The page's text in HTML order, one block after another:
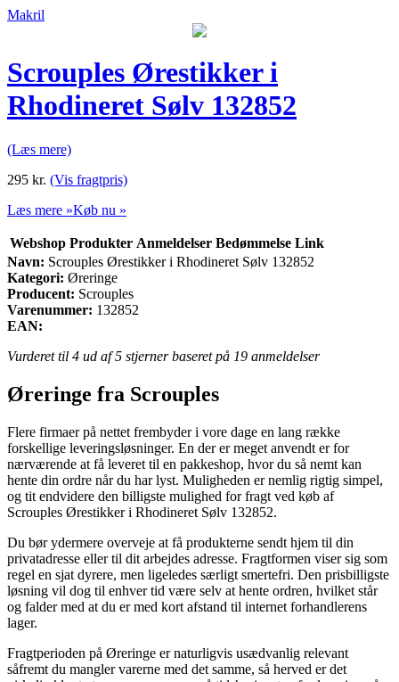
Makril
Scrouples Ørestikker i
Rhodineret Sølv 132852
(Læs mere)
295 kr. (Vis fragtpris)
Læs mere »Køb nu »
Webshop Produkter Anmeldelser Bedømmelse Link
Navn: Scrouples Ørestikker i Rhodineret Sølv 132852
Kategori: Øreringe
Producent: Scrouples
Varenummer: 132852
EAN:
Vurderet til 4 ud af 5 stjerner baseret på 19 anmeldelser
Øreringe fra Scrouples
Flere firmaer på nettet frembyder i vore dage en lang række
forskellige leveringsløsninger. En der er meget anvendt er for
nærværende at få leveret til en pakkeshop, hvor du så nemt kan
hente din ordre når du har lyst. Muligheden er nemlig rigtig simpel,
og tit endvidere den billigste mulighed for fragt ved køb af
Scrouples Ørestikker i Rhodineret Sølv 132852.
Du bør ydermere overveje at få produkterne sendt hjem til din
privatadresse eller til dit arbejdes adresse. Fragtformen viser sig som
regel en sjat dyrere, men ligeledes særligt smertefri. Den prisbilligste
løsning vil dog til enhver tid være selv at hente ordren, hvilket står
og falder med at du er med kort afstand til internet forhandlerens
lager.
Fragtperioden på Øreringe er naturligvis usædvanlig relevant
såfremt du mangler varerne med det samme, så herved er det